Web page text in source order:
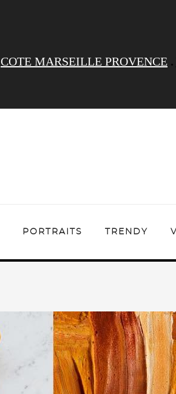
COTE MARSEILLE PROVENCE .
PORTRAITS TRENDY